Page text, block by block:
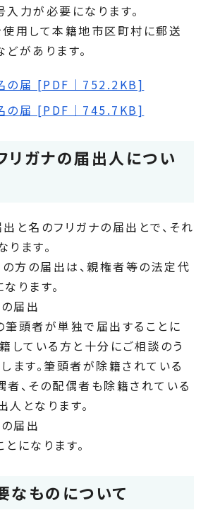
力が必要になります。
使用して本籍地市区町村に郵送
があります。
の届 [PDF｜752.2KB]
の届 [PDF｜745.7KB]
リガナの届出人につい
と名のフリガナの届出とで、それ
ます。
の方の届出は、親権者等の法定代
ります。
の届出
筆頭者が単独で届出することに
している方と十分にご相談のう
ます。筆頭者が除籍されている
、その配偶者も除籍されている
となります。
の届出
になります。
なものについて